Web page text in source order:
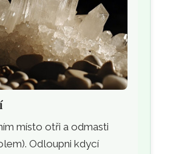
místo otři a odmasti
Odloupni kdycí